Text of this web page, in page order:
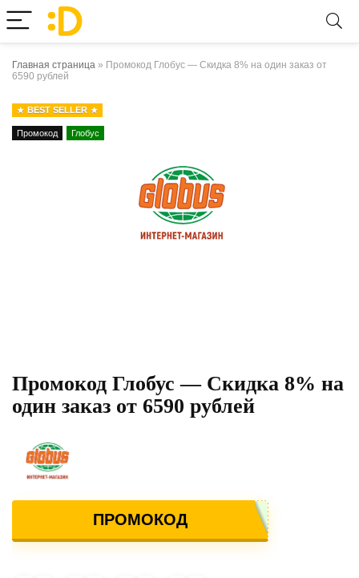
Главная страница » Промокод Глобус — Скидка 8% на один заказ от
6590 рублей
BEST SELLER
Промокод Глобус
Промокод Глобус — Скидка 8% на
один заказ от 6590 рублей
ПРОМОКОД